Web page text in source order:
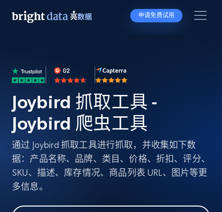
申请免费试用
Joybird 抓取工具 -
Joybird 爬虫工具
通过 Joybird 抓取工具进行抓取，并收集如下数
据：产品名称、品牌、类目、价格、折扣、评分、
SKU、描述、库存情况、商品列表 URL、图片等更
多信息。